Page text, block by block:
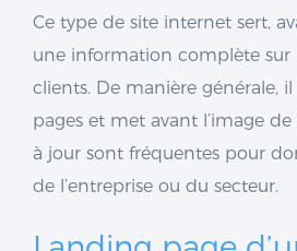
Ce type de site internet sert,
une information complète sur
clients. De manière générale,
pages et met avant l’image de
à jour sont fréquentes pour
de l’entreprise ou du secteur.